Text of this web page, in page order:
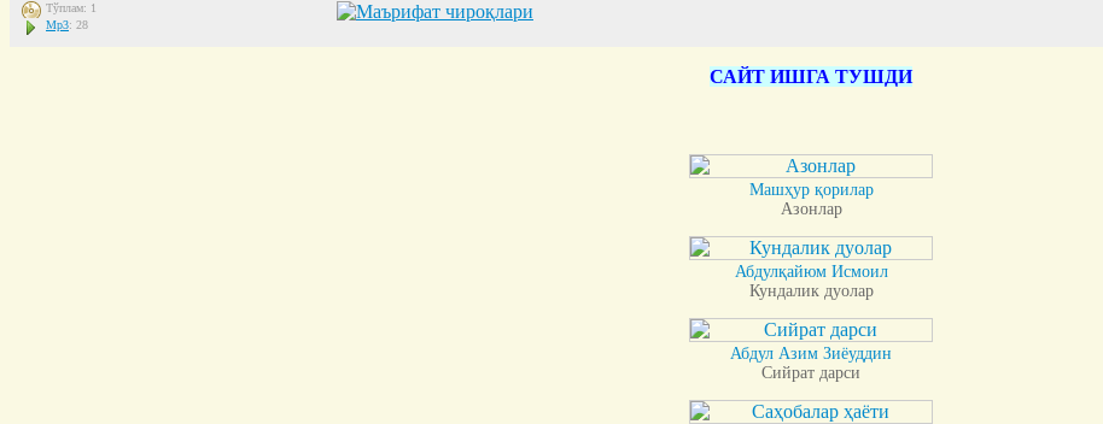
Тўплам: 1
Mp3: 28
САЙТ ИШГА ТУШДИ
Машҳур қорилар
Азонлар
Абдулқайюм Исмоил
Кундалик дуолар
Абдул Азим Зиёуддин
Сийрат дарси